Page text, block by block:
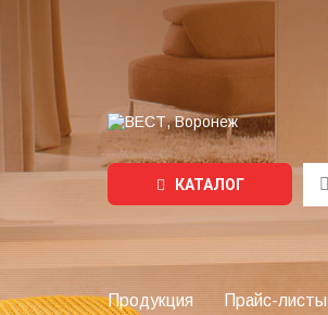
КАТАЛОГ
Продукция Прайс-листы